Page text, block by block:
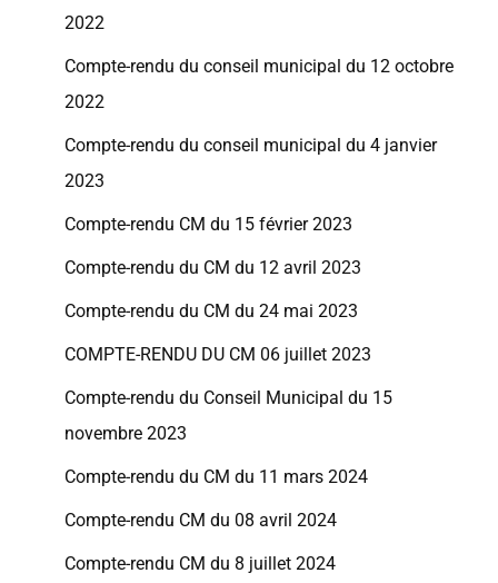
2022
Compte-rendu du conseil municipal du 12 octobre
2022
Compte-rendu du conseil municipal du 4 janvier
2023
Compte-rendu CM du 15 février 2023
Compte-rendu du CM du 12 avril 2023
Compte-rendu du CM du 24 mai 2023
COMPTE-RENDU DU CM 06 juillet 2023
Compte-rendu du Conseil Municipal du 15
novembre 2023
Compte-rendu du CM du 11 mars 2024
Compte-rendu CM du 08 avril 2024
Compte-rendu CM du 8 juillet 2024